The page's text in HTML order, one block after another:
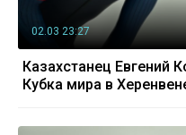
02.03 23:27
Казахстанец Евгений
Кубка мира в